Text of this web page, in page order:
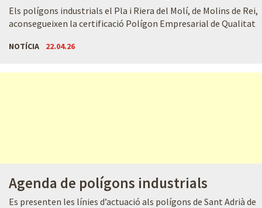
Els polígons industrials el Pla i Riera del Molí, de Molins de Rei,
aconsegueixen la certificació Polígon Empresarial de Qualitat
NOTÍCIA 22.04.26
Agenda de polígons industrials
Es presenten les línies d’actuació als polígons de Sant Adrià de